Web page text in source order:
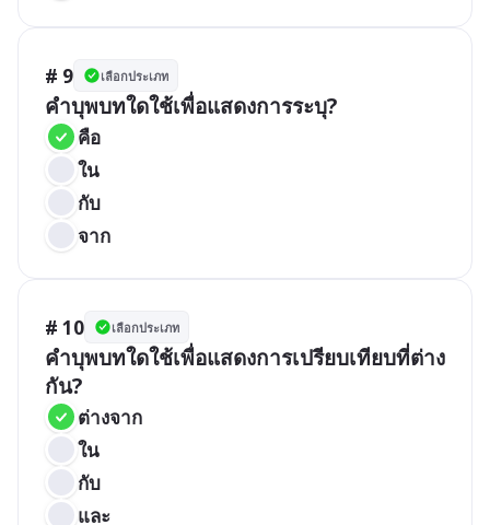
# 9 เลือกประเภท
คำบุพบทใดใช้เพื่อแสดงการระบุ?
คือ
ใน
กับ
จาก
# 10 เลือกประเภท
คำบุพบทใดใช้เพื่อแสดงการเปรียบเทียบที่ต่าง
กัน?
ต่างจาก
ใน
กับ
และ